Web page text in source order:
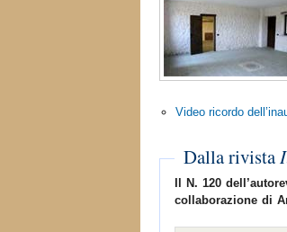
Video ricordo
Dalla rivista
Il N. 120
collaborazione di